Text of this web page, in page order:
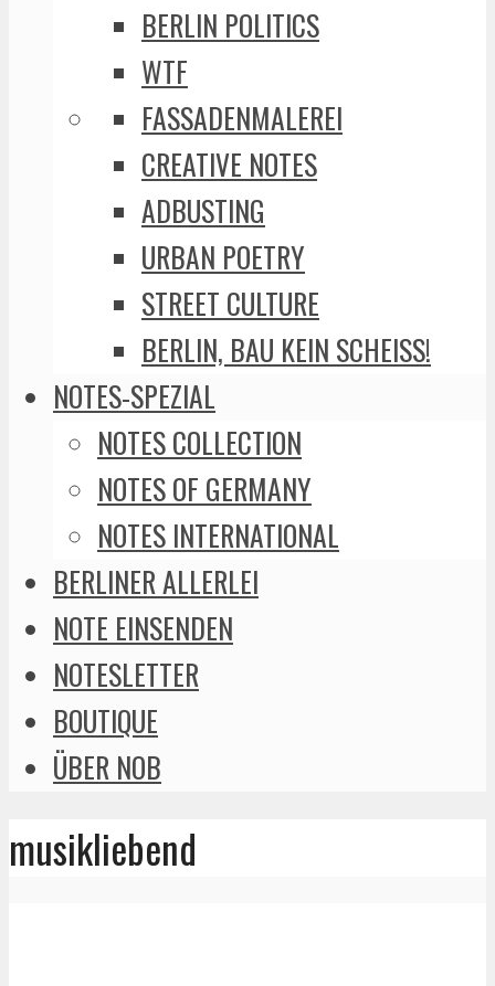
BERLIN POLITICS
WTF
FASSADENMALEREI
CREATIVE NOTES
ADBUSTING
URBAN POETRY
STREET CULTURE
BERLIN, BAU KEIN SCHEISS!
NOTES-SPEZIAL
NOTES COLLECTION
NOTES OF GERMANY
NOTES INTERNATIONAL
BERLINER ALLERLEI
NOTE EINSENDEN
NOTESLETTER
BOUTIQUE
ÜBER NOB
musikliebend